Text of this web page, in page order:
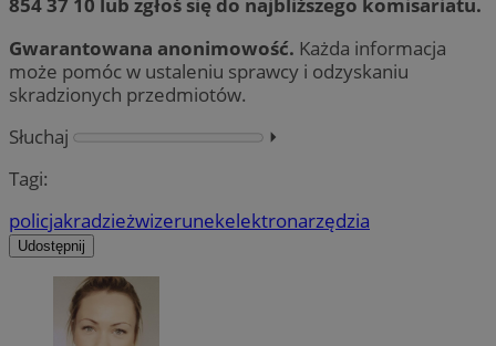
854 37 10 lub zgłoś się do najbliższego komisariatu.
Gwarantowana anonimowość. Każda informacja
może pomóc w ustaleniu sprawcy i odzyskaniu
skradzionych przedmiotów.
Słuchaj
⏵︎
Tagi:
policjakradzieżwizerunekelektronarzędzia
Udostępnij